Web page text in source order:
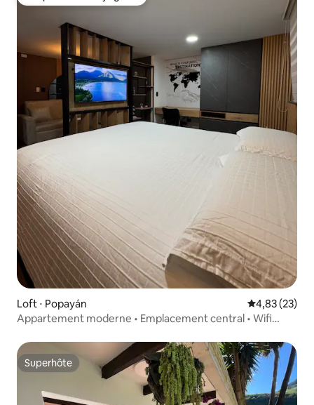
Loft ⋅ Popayán Évaluation
4,83 (23)
Appartement moderne • Emplacement central • Wifi
Superhôte
Superhôte